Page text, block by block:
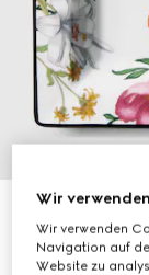
Große
€ 460
Varianten
Wir
Wir verwenden
Navigation auf
Website zu